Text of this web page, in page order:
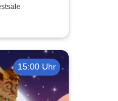
ist die
15:00 Uhr